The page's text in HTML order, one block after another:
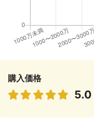
購入価格
5.0